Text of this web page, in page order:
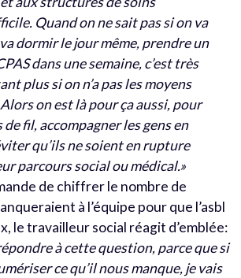
Quand on ne sait pas si on va
dormir le jour même, prendre un
dans une semaine, c’est très
plus si on n’a pas les moyens
on est là pour ça aussi, pour
de fil, accompagner les gens en
qu’ils ne soient en rupture
parcours social ou médical.»
de chiffrer le nombre de
à l’équipe pour que l’asbl
le travailleur social réagit d’emblée:
à cette question, parce que si
ce qu’il nous manque, je vais